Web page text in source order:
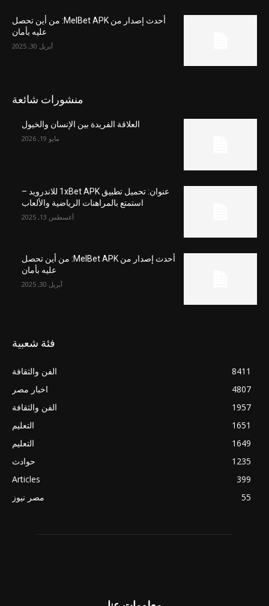
أحدث إصدار من MelBet APK: من أين تحصل
عليه بأمان
أبريل 30, 2025
منشورات شائعة
العلاقة الفريدة بين الإنسان والخيول
مايو 19, 2026
عنوان: تحميل تطبيق 1xBet APK للاندرويد –
استمتع بالمراهنات الرياضية والألعاب
أغسطس 13, 2025
أحدث إصدار من MelBet APK: من أين تحصل
عليه بأمان
أبريل 30, 2025
فئة شعبية
الفن والثقافة
8411
اخبار مصر
4807
الفن والثقافة
1957
التعليم
1651
التعليم
1649
حوادث
1235
Articles
399
مصر نيوز
55